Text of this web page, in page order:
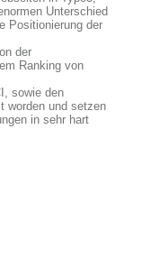
Unterschied
Positionierung der
der
Ranking von
sowie den
worden und setzen
in sehr hart